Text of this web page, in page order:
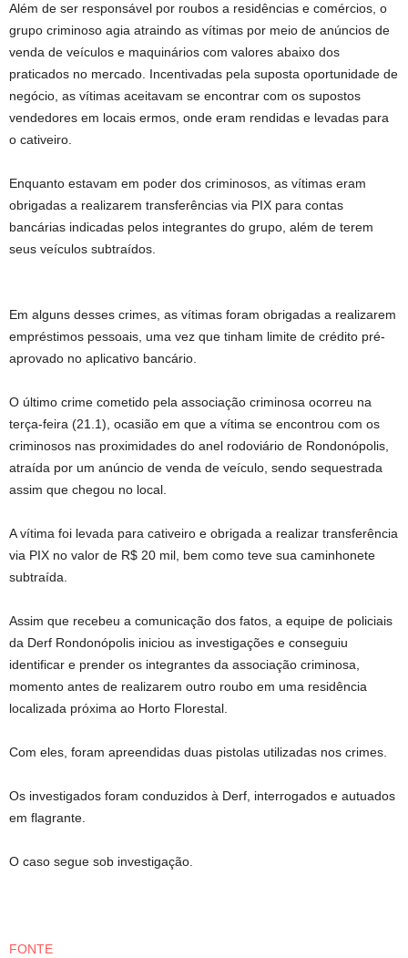
Além de ser responsável por roubos a residências e comércios, o
grupo criminoso agia atraindo as vítimas por meio de anúncios de
venda de veículos e maquinários com valores abaixo dos
praticados no mercado. Incentivadas pela suposta oportunidade de
negócio, as vítimas aceitavam se encontrar com os supostos
vendedores em locais ermos, onde eram rendidas e levadas para
o cativeiro.
Enquanto estavam em poder dos criminosos, as vítimas eram
obrigadas a realizarem transferências via PIX para contas
bancárias indicadas pelos integrantes do grupo, além de terem
seus veículos subtraídos.
Em alguns desses crimes, as vítimas foram obrigadas a realizarem
empréstimos pessoais, uma vez que tinham limite de crédito pré-
aprovado no aplicativo bancário.
O último crime cometido pela associação criminosa ocorreu na
terça-feira (21.1), ocasião em que a vítima se encontrou com os
criminosos nas proximidades do anel rodoviário de Rondonópolis,
atraída por um anúncio de venda de veículo, sendo sequestrada
assim que chegou no local.
A vítima foi levada para cativeiro e obrigada a realizar transferência
via PIX no valor de R$ 20 mil, bem como teve sua caminhonete
subtraída.
Assim que recebeu a comunicação dos fatos, a equipe de policiais
da Derf Rondonópolis iniciou as investigações e conseguiu
identificar e prender os integrantes da associação criminosa,
momento antes de realizarem outro roubo em uma residência
localizada próxima ao Horto Florestal.
Com eles, foram apreendidas duas pistolas utilizadas nos crimes.
Os investigados foram conduzidos à Derf, interrogados e autuados
em flagrante.
O caso segue sob investigação.
FONTE